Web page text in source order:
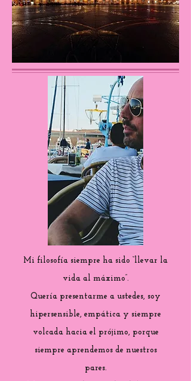
Mi filosofía siempre ha sido “llevar la
vida al máximo”.
Quería presentarme a ustedes, soy
hipersensible, empática y siempre
volcada hacia el prójimo, porque
siempre aprendemos de nuestros
pares.